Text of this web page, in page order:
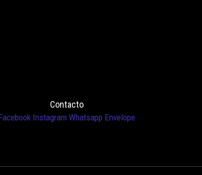
Contacto
Instagram Whatsapp Envelope